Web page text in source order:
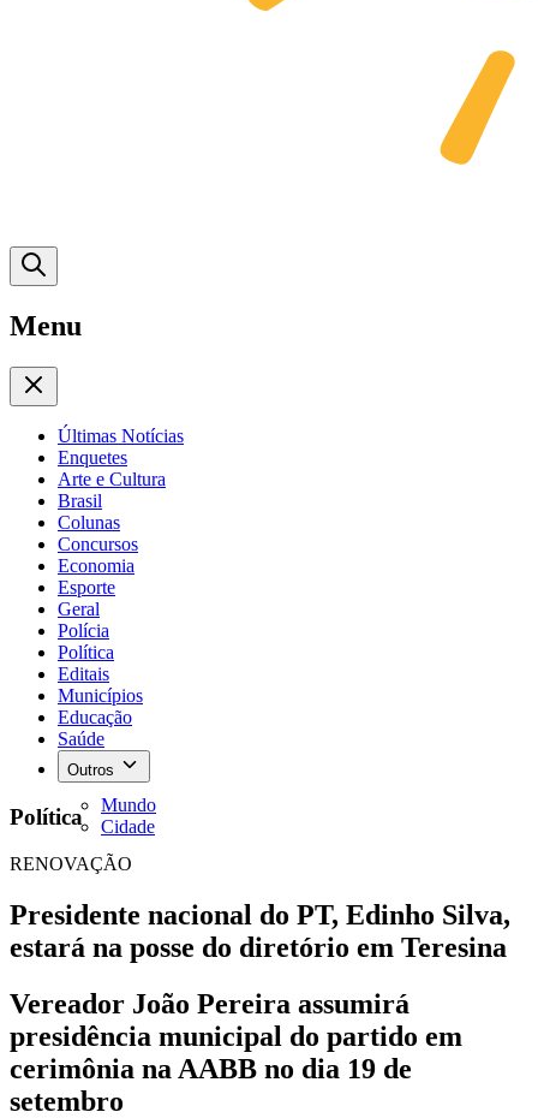
Menu
Últimas Notícias
Enquetes
Arte e Cultura
Brasil
Colunas
Concursos
Economia
Esporte
Geral
Polícia
Política
Editais
Municípios
Educação
Saúde
Outros
Mundo
Cidade
Política
RENOVAÇÃO
Presidente nacional do PT, Edinho Silva,
estará na posse do diretório em Teresina
Vereador João Pereira assumirá
presidência municipal do partido em
cerimônia na AABB no dia 19 de
setembro